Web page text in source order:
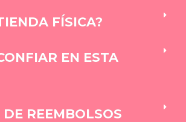
FÍSICA?
EN ESTA
REEMBOLSOS